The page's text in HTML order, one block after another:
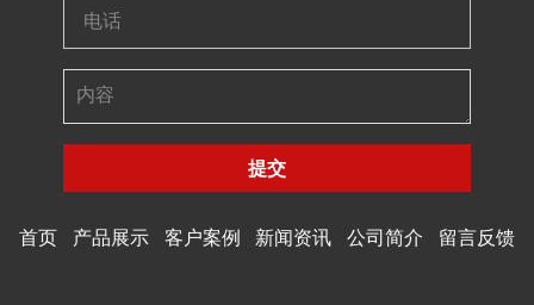
提交
首页 产品展示 客户案例 新闻资讯 公司简介 留言反馈